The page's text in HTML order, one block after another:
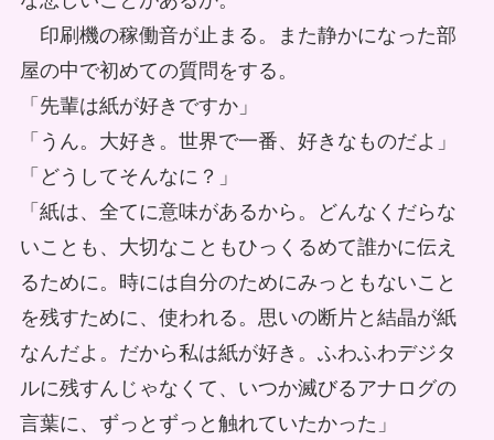
印刷機の稼働音が止まる。また静かになった部
屋の中で初めての質問をする。
「先輩は紙が好きですか」
「うん。大好き。世界で一番、好きなものだよ」
「どうしてそんなに？」
「紙は、全てに意味があるから。どんなくだらな
いことも、大切なこともひっくるめて誰かに伝え
るために。時には自分のためにみっともないこと
を残すために、使われる。思いの断片と結晶が紙
なんだよ。だから私は紙が好き。ふわふわデジタ
ルに残すんじゃなくて、いつか滅びるアナログの
言葉に、ずっとずっと触れていたかった」